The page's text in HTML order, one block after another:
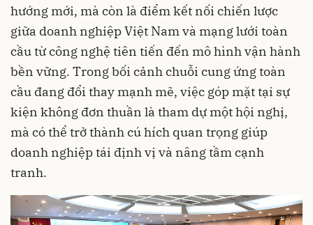
hướng mới, mà còn là điểm kết nối chiến lược
giữa doanh nghiệp Việt Nam và mạng lưới toàn
cầu từ công nghệ tiên tiến đến mô hình vận hành
bền vững. Trong bối cảnh chuỗi cung ứng toàn
cầu đang đổi thay mạnh mẽ, việc góp mặt tại sự
kiện không đơn thuần là tham dự một hội nghị,
mà có thể trở thành cú hích quan trọng giúp
doanh nghiệp tái định vị và nâng tầm cạnh
tranh.